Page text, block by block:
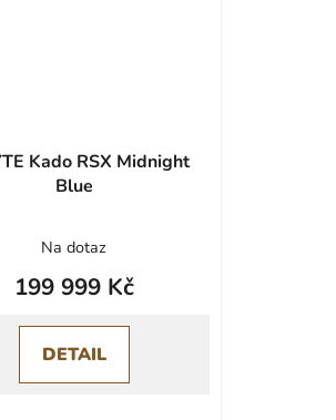
Kado RSX Midnight
Blue
Na dotaz
199 999 Kč
DETAIL